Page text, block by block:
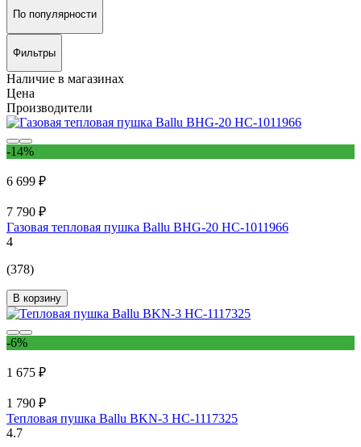
По популярности
Фильтры
Наличие в магазинах
Цена
Производители
-14%
6 699 ₽
7 790 ₽
Газовая тепловая пушка Ballu BHG-20 НС-1011966
4
(378)
В корзину
-6%
1 675 ₽
1 790 ₽
Тепловая пушка Ballu BKN-3 НС-1117325
4.7